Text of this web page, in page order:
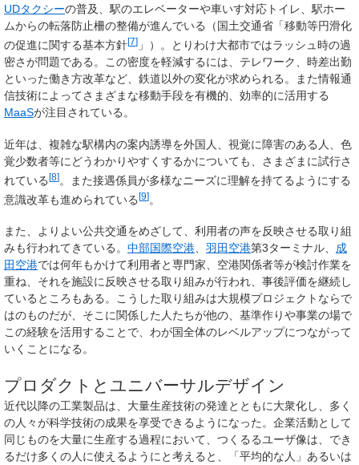
UDタクシーの普及、駅のエレベーターや車いす対応トイレ、駅ホー
ムからの転落防止柵の整備が進んでいる（国土交通省「移動等円滑化
の促進に関する基本方針[7] 」）。とりわけ大都市ではラッシュ時の過
密さが問題である。この密度を軽減するには、テレワーク、時差出勤
といった働き方改革など、鉄道以外の変化が求められる。また情報通
信技術によってさまざまな移動手段を有機的、効率的に活用する
MaaSが注目されている。
近年は、複雑な駅構内の案内誘導を外国人、視覚に障害のある人、色
覚少数者等にどうわかりやすくするかについても、さまざまに試行さ
れている[8]。また接遇係員が多様なニーズに理解を持てるようにする
意識改革も進められている[9]。
また、よりよい公共交通をめざして、利用者の声を反映させる取り組
みも行われてきている。 中部国際空港、 羽田空港第3ターミナル、 成
田空港では何年もかけて利用者と専門家、空港関係者等が検討作業を
重ね、それを施設に反映させる取り組みが行われ、事後評価を継続し
ているところもある。こうした取り組みは大規模プロジェクトならで
はのものだが、そこに関係した人たちが他の、基準作りや事業の場で
この経験を活用することで、わが国全体のレベルアップにつながって
いくことになる。
プロダクトとユニバーサルデザイン
近代以降の工業製品は、大量生産技術の発達とともに大衆化し、多く
の人々が科学技術の成果を享受できるようになった。企業活動として
同じものを大量に生産する過程において、つくるるユーザ像は、でき
るだけ多くの人に使えるようにと考えると、「平均的な人」あるいは